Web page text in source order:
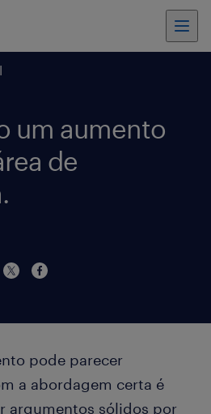
um aumento
de
pode parecer
a abordagem certa é
argumentos sólidos por